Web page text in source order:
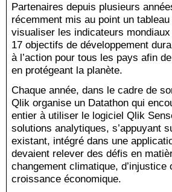
Partenaires depuis plusieurs
récemment mis au point un
visualiser les indicateurs
17 objectifs de développement
à l’action pour tous les pays afin
en protégeant la planète.
Chaque année, dans le cadre de
Qlik organise un Datathon qui
entier à utiliser le logiciel Qlik
solutions analytiques, s’appuyant
existant, intégré dans une
devaient relever des défis en
changement climatique, d’injustice
croissance économique.